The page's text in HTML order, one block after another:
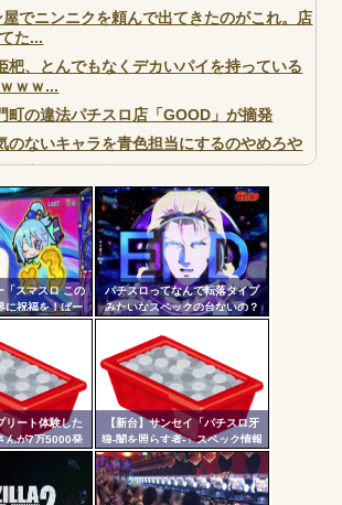
でニンニクを頼んで出てきたのがこれ。店
た...
杷、とんでもなくデカいパイを持っている
ｗｗ...
町の違法パチスロ店「GOOD」が摘発
のないキャラを青色担当にするのやめろや
う」と...
カス(22)なんやが、ワイの人生どれくらい
...
かいうクソアニメの思い出ｗｗｗ
相互RSS
「スマスロ この
に祝福を！ぱー
公開される！こ
ベントの会場に
しいぞ！！！
パチスロってなんで転落タイプ
みたいなスペックの台ないの？
リート体験した
んが7万5000発
【新台】サンセイ「パチスロ牙
狼-闇を照らす者-」スペック情報
判明！純増約9.1枚のAT機、疑似
ボ突破型、究極魔戒RUSHは継続
率82.6%のバトルタイプAT